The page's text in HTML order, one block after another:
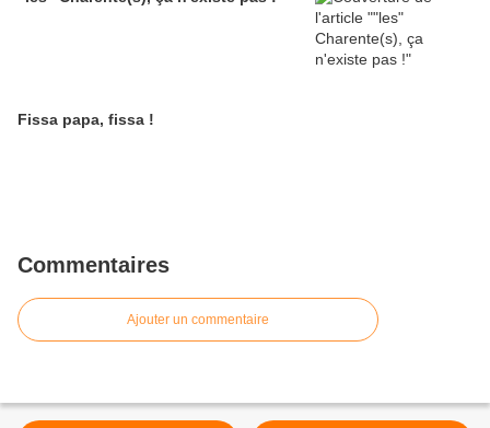
Fissa papa, fissa !
Commentaires
Ajouter un commentaire